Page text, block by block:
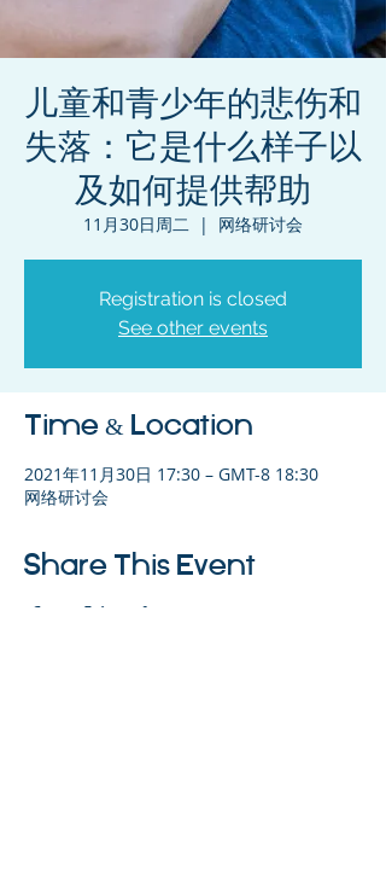
儿童和青少年的悲伤和
失落：它是什么样子以
及如何提供帮助
11月30日周二
  |
网络研讨会
Registration is closed
See other events
Time & Location
2021年11月30日 17:30 – GMT-8 18:30
网络研讨会
Share This Event